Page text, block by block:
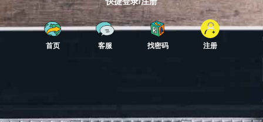
首页 客服 找密码 注册